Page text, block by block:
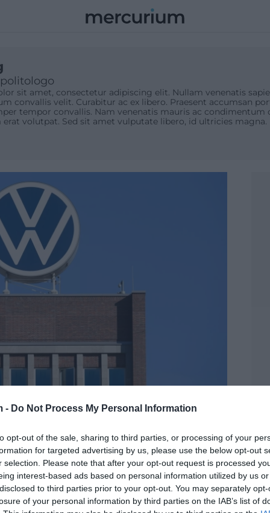
- Do Not Process My Personal Information
opt-out of the sale, sharing to third parties, or processing of your
for targeted advertising by us, please use the below opt-out
selection. Please note that after your opt-out request is processed
interest-based ads based on personal information utilized by us
to third parties prior to your opt-out. You may separately
of your personal information by third parties on the IAB’s list of
sit amet, consectetur adipiscing elit. Nullam venenatis
convallis velit. Curabitur ac ex libero. Praesent accumsan
tempor convallis. Nam venenatis mauris ac condimentum
erat volutpat. Sed sit amet vulputate libero, id ultricies magna.
de sus actividades
ventajas de la energía solar
18/03/2022
los factores que nos llevan como sociedad a
el modelo energético actual